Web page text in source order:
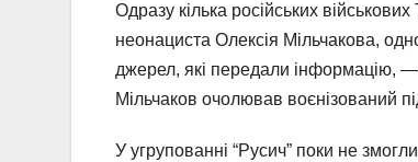
Одразу кілька російських
неонациста Олексія Мільчакова,
джерел, які передали інформацію, —
Мільчаков очолював воєнізований
У угрупованні “Русич” поки не